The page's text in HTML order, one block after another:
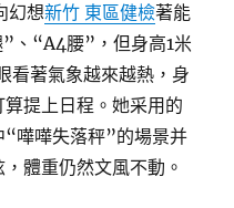
幻想新竹 東區健檢著能
、“A4腰”，但身高1米
看著氣象越來越熱，身
提上日程。她采用的
嘩嘩失落秤”的場景并
體重仍然文風不動。